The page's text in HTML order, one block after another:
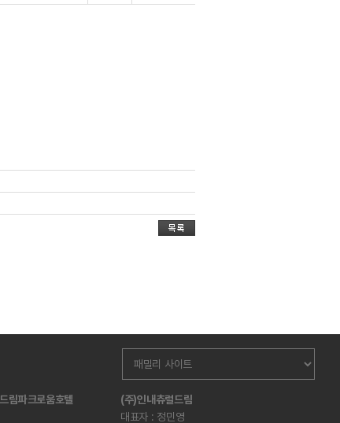
림파크로움호텔
(주)인내츄럴드림
대표자 : 정민영